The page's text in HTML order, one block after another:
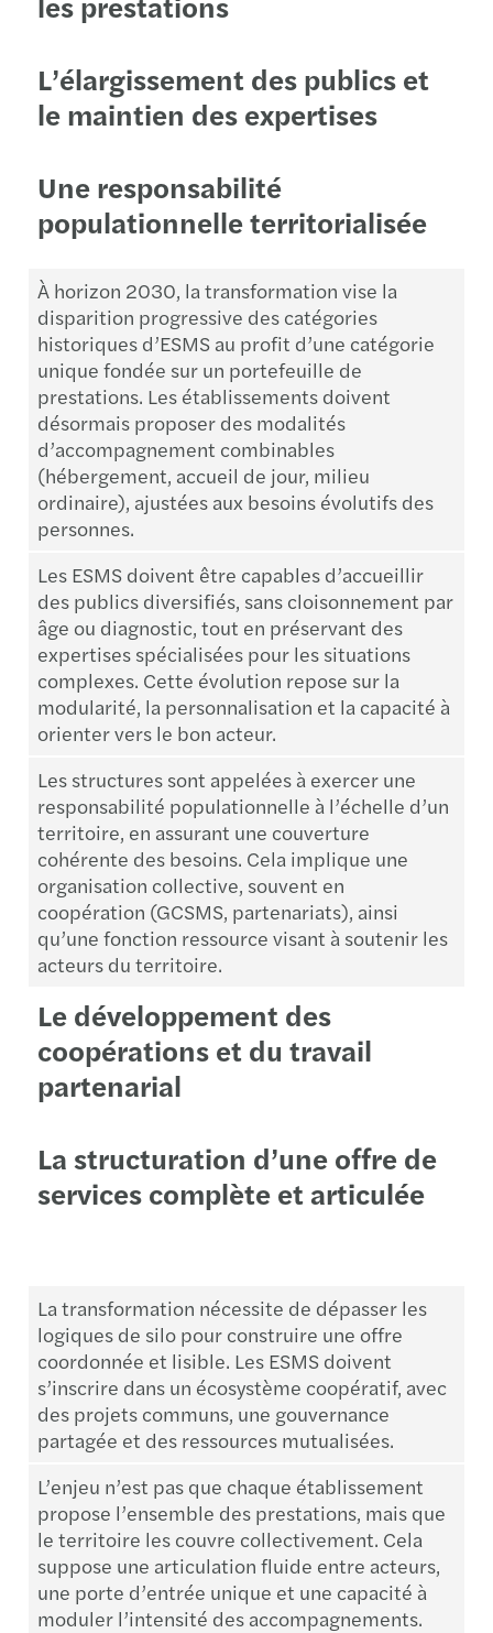
L’élargissement des publics et
le maintien des expertises
Une responsabilité
populationnelle territorialisée
À horizon 2030, la transformation vise la
disparition progressive des catégories
historiques d’ESMS au profit d’une catégorie
unique fondée sur un portefeuille de
prestations. Les établissements doivent
désormais proposer des modalités
d’accompagnement combinables
(hébergement, accueil de jour, milieu
ordinaire), ajustées aux besoins évolutifs des
personnes.
Les ESMS doivent être capables d’accueillir
des publics diversifiés, sans cloisonnement par
âge ou diagnostic, tout en préservant des
expertises spécialisées pour les situations
complexes. Cette évolution repose sur la
modularité, la personnalisation et la capacité à
orienter vers le bon acteur.
Les structures sont appelées à exercer une
responsabilité populationnelle à l’échelle d’un
territoire, en assurant une couverture
cohérente des besoins. Cela implique une
organisation collective, souvent en
coopération (GCSMS, partenariats), ainsi
qu’une fonction ressource visant à soutenir les
acteurs du territoire.
Le développement des
coopérations et du travail
partenarial
La structuration d’une offre de
services complète et articulée
La transformation nécessite de dépasser les
logiques de silo pour construire une offre
coordonnée et lisible. Les ESMS doivent
s’inscrire dans un écosystème coopératif, avec
des projets communs, une gouvernance
partagée et des ressources mutualisées.
L’enjeu n’est pas que chaque établissement
propose l’ensemble des prestations, mais que
le territoire les couvre collectivement. Cela
suppose une articulation fluide entre acteurs,
une porte d’entrée unique et une capacité à
moduler l’intensité des accompagnements.